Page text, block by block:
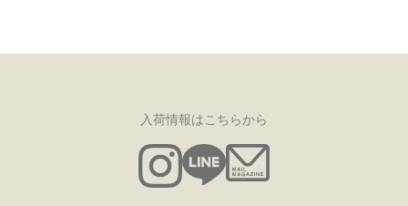
入荷情報はこちらから